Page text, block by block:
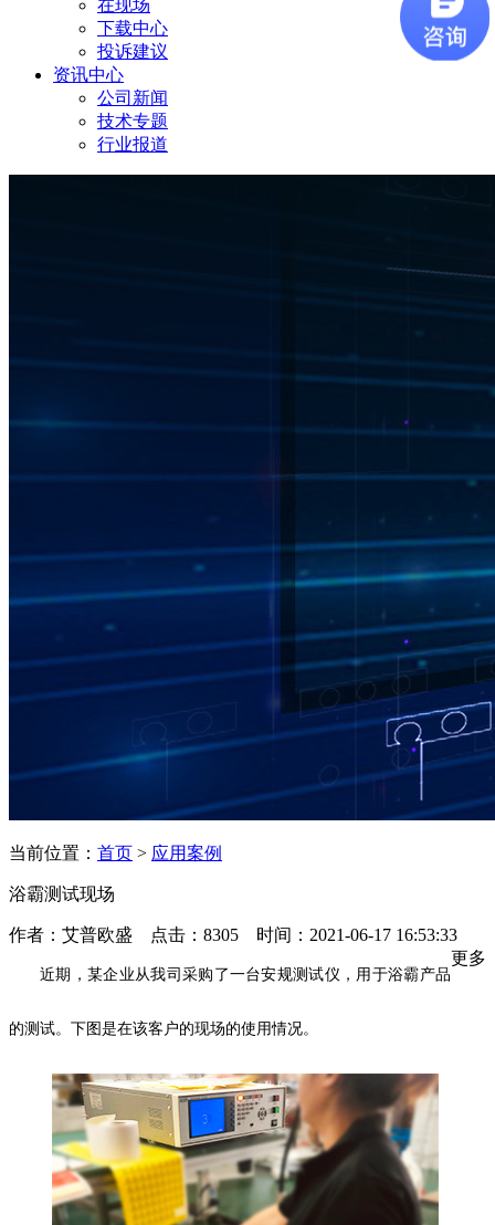
在现场
下载中心
投诉建议
资讯中心
公司新闻
技术专题
行业报道
当前位置： 首页 > 应用案例
浴霸测试现场
作者：艾普欧盛 点击：8305 时间：2021-06-17 16:53:33
更多
近期，某企业从我司采购了一台安规测试仪，用于浴霸产品
的测试。下图是在该客户的现场的使用情况。